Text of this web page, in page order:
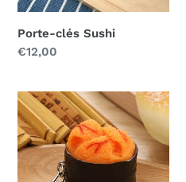
Porte-clés Sushi
Prix
€12,00
Porte-
clés
Maki
Oursin